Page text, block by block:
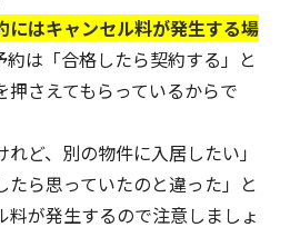
にはキャンセル料が発生する場
約は「合格したら契約する」と
押さえてもらっているからで
ど、別の物件に入居したい」
たら思っていたのと違った」と
料が発生するので注意しましょ